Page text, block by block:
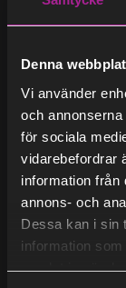
Denna
Vi använder
och
för sociala
vidarebefordrar
information från
annons- och
Dessa kan i sin
information
samlat in när
Fjärrvärme
Företag
Så funkar
För dig
Om
Om oss
Nyheter
Blogg